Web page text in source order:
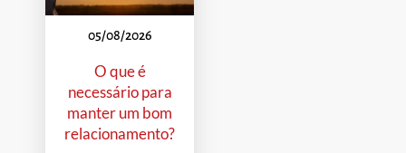
05/08/2026
O que é
necessário para
manter um bom
relacionamento?